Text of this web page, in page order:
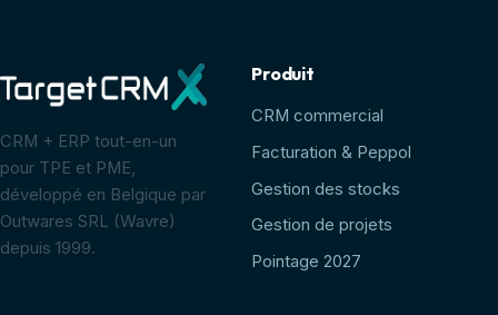
CRM + ERP tout-en-un
pour TPE et PME,
développé en Belgique par
Outwares SRL (Wavre)
depuis 1999.
Produit
CRM commercial
Facturation & Peppol
Gestion des stocks
Gestion de projets
Pointage 2027